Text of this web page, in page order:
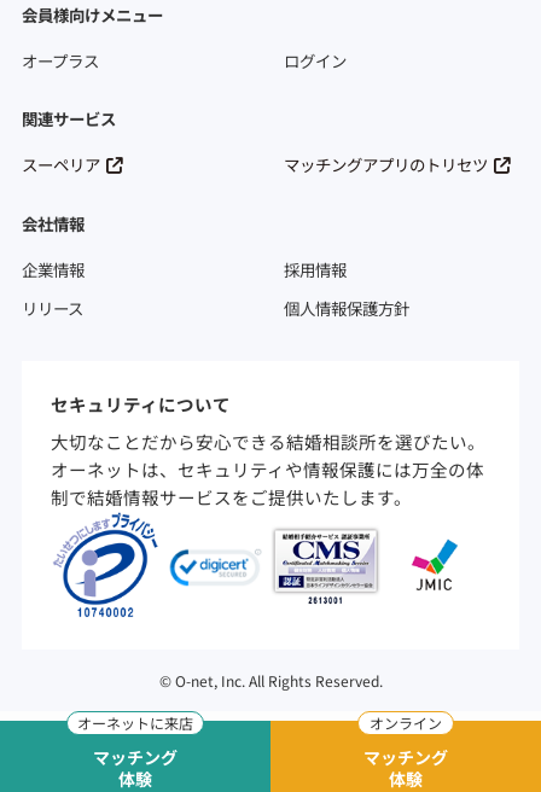
マッチング
体験
マッチング
体験
会員様向けメニュー
オープラス
ログイン
関連サービス
スーペリア
マッチングアプリのトリセツ
会社情報
企業情報
採用情報
リリース
個人情報保護方針
セキュリティについて
大切なことだから安心できる結婚相談所を選びたい。
オーネットは、セキュリティや情報保護には万全の体
制で結婚情報サービスをご提供いたします。
©O-net, Inc. All Rights Reserved.